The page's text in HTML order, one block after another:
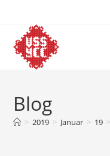
content
Blog
> 2019 > Januar > 19 >